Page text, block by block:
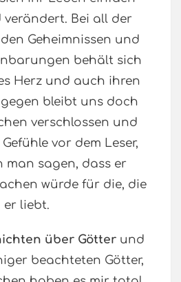
Bei all der
Geheimnissen und
behält sich
Herz und auch ihren
bleibt uns doch
verschlossen und
vor dem Leser,
man sagen, dass er
würde für die, die
er liebt.
über Götter und
beachteten Götter,